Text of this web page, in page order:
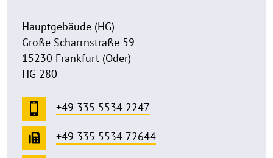
Hauptgebäude (HG)
Große Scharrnstraße 59
15230 Frankfurt (Oder)
HG 280
+49 335 5534 2247
+49 335 5534 72644